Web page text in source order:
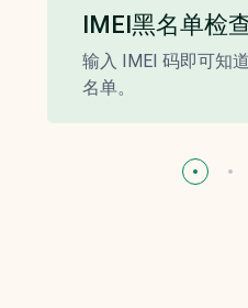
IMEI黑名单检
输入 IMEI 码即可知
名单。